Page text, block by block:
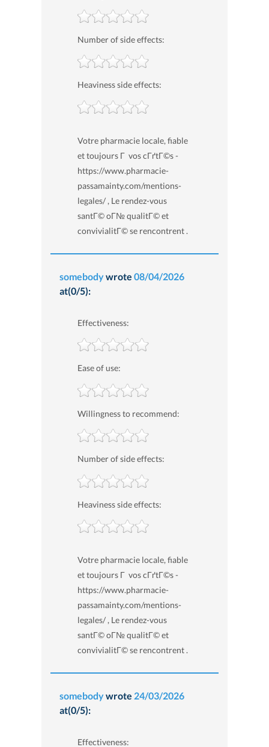
Number of side effects:
Heaviness side effects:
Votre pharmacie locale, fiable
et toujours Г vos cГґtГ©s -
https://www.pharmacie-
passamainty.com/mentions-
legales/ , Le rendez-vous
santГ© oГ№ qualitГ© et
convivialitГ© se rencontrent .
somebodywrote 08/04/2026
at(0/5):
Effectiveness:
Ease of use:
Willingness to recommend:
Number of side effects:
Heaviness side effects:
Votre pharmacie locale, fiable
et toujours Г vos cГґtГ©s -
https://www.pharmacie-
passamainty.com/mentions-
legales/ , Le rendez-vous
santГ© oГ№ qualitГ© et
convivialitГ© se rencontrent .
somebodywrote 24/03/2026
at(0/5):
Effectiveness: